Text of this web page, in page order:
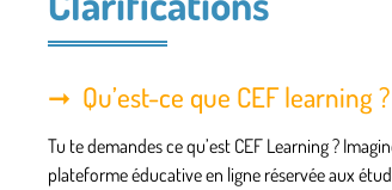
Qu’est-ce que CEF learning ?
Tu te demandes ce qu’est CEF Learning ?
plateforme éducative en ligne réservée aux